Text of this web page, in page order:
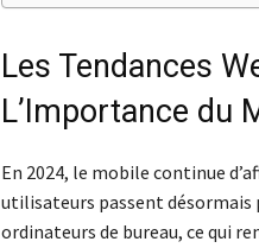
Les Tendances
L’Importance du
En 2024, le mobile continue
utilisateurs passent désormais
ordinateurs de bureau, ce qui